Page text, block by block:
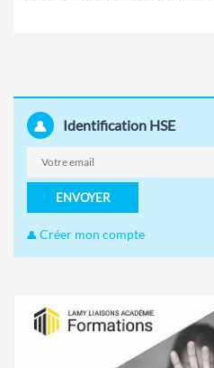
Identification HSE
ENVOYER
Créer mon compte